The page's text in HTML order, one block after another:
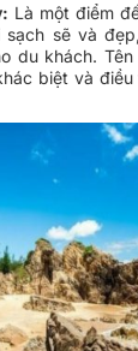
Là một điểm
sạch sẽ và
du khách.
biệt và